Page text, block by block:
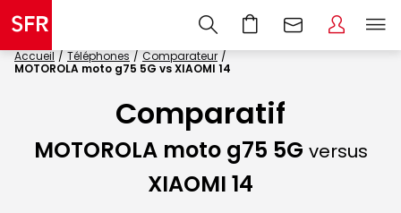
Accueil Téléphones
Comparateur
MOTOROLA moto g75 5G vs XIAOMI 14
Comparatif
MOTOROLA moto g75 5G versus
XIAOMI 14